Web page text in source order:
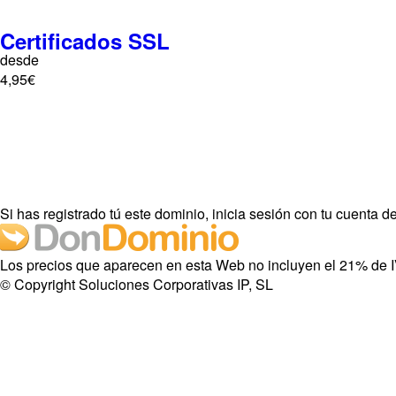
Certificados SSL
desde
4,95€
Si has registrado tú este dominio, inicia sesión con tu cuenta
Los precios que aparecen en esta Web no incluyen el 21% de
© Copyright Soluciones Corporativas IP, SL